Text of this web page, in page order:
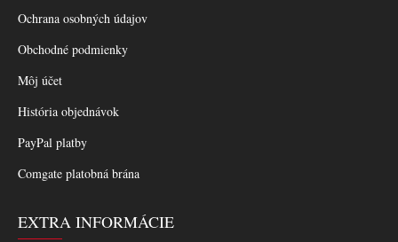
Ochrana osobných údajov
Obchodné podmienky
Môj účet
História objednávok
PayPal platby
Comgate platobná brána
EXTRA INFORMÁCIE